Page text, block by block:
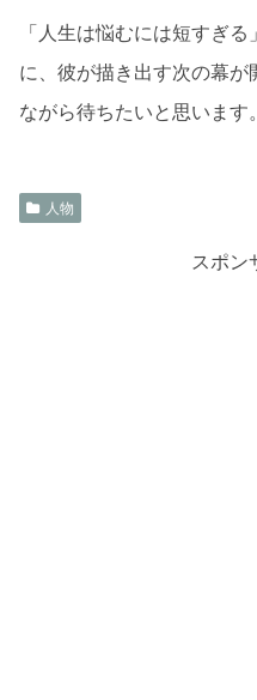
「人生は悩むには短すぎ
に、彼が描き出す次の幕
ながら待ちたいと思います。
人物
スポン